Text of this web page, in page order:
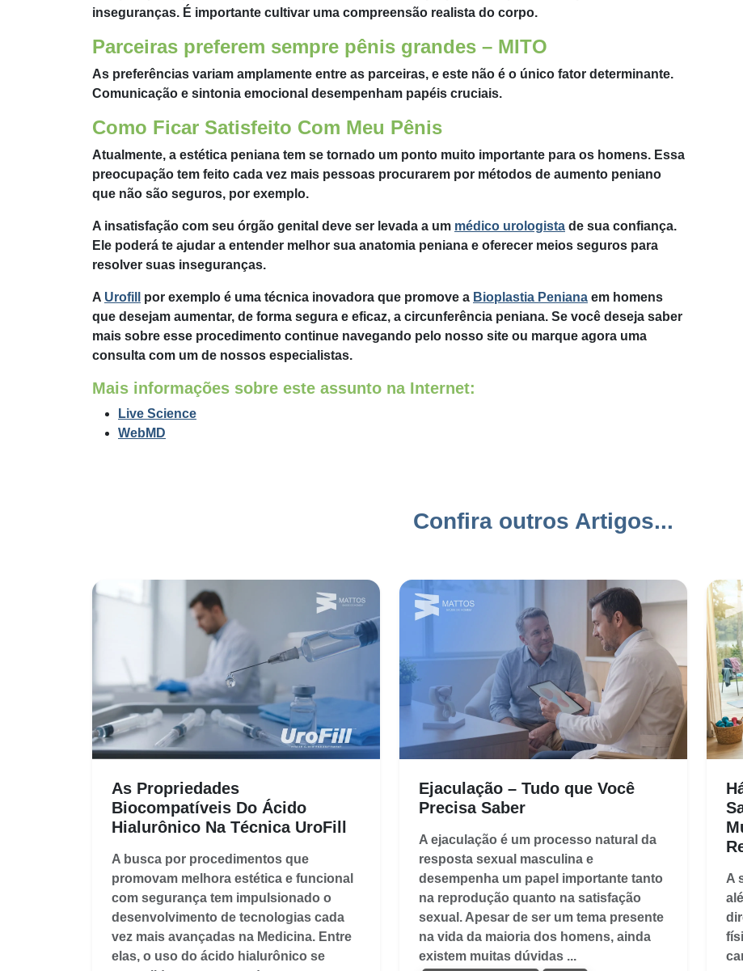
inseguranças. É importante cultivar uma compreensão realista do corpo.
Parceiras preferem sempre pênis grandes – MITO
As preferências variam amplamente entre as parceiras, e este não é o único fator determinante.
Comunicação e sintonia emocional desempenham papéis cruciais.
Como Ficar Satisfeito Com Meu Pênis
Atualmente, a estética peniana tem se tornado um ponto muito importante para os homens. Essa
preocupação tem feito cada vez mais pessoas procurarem por métodos de aumento peniano
que não são seguros, por exemplo.
A insatisfação com seu órgão genital deve ser levada a um médico urologista de sua confiança.
Ele poderá te ajudar a entender melhor sua anatomia peniana e oferecer meios seguros para
resolver suas inseguranças.
A Urofill por exemplo é uma técnica inovadora que promove a Bioplastia Peniana em homens
que desejam aumentar, de forma segura e eficaz, a circunferência peniana. Se você deseja saber
mais sobre esse procedimento continue navegando pelo nosso site ou marque agora uma
consulta com um de nossos especialistas.
Mais informações sobre este assunto na Internet:
Live Science
WebMD
Confira outros Artigos...
As Propriedades
Biocompatíveis Do Ácido
Hialurônico Na Técnica UroFill
A busca por procedimentos que
promovam melhora estética e funcional
com segurança tem impulsionado o
desenvolvimento de tecnologias cada
vez mais avançadas na Medicina. Entre
elas, o uso do ácido hialurônico se
Ejaculação – Tudo que Você
Precisa Saber
A ejaculação é um processo natural da
resposta sexual masculina e
desempenha um papel importante tanto
na reprodução quanto na satisfação
sexual. Apesar de ser um tema presente
na vida da maioria dos homens, ainda
existem muitas dúvidas ...
A